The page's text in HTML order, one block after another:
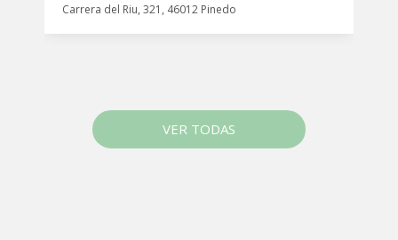
Carrera del Riu, 321, 46012 Pinedo
VER TODAS